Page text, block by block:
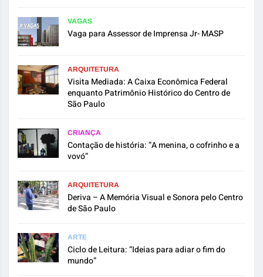
VAGAS
Vaga para Assessor de Imprensa Jr- MASP
ARQUITETURA
Visita Mediada: A Caixa Econômica Federal
enquanto Patrimônio Histórico do Centro de
São Paulo
CRIANÇA
Contação de história: “A menina, o cofrinho e a
vovó”
ARQUITETURA
Deriva – A Memória Visual e Sonora pelo Centro
de São Paulo
ARTE
Ciclo de Leitura: “Ideias para adiar o fim do
mundo”